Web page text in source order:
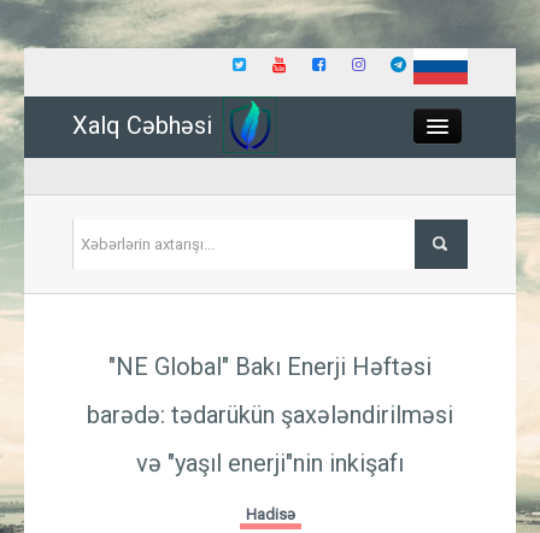
Xalq Cəbhəsi
İqtisadiyyat
"NE Global" Bakı Enerji Həftəsi
barədə: tədarükün şaxələndirilməsi
və "yaşıl enerji"nin inkişafı
Hadisə